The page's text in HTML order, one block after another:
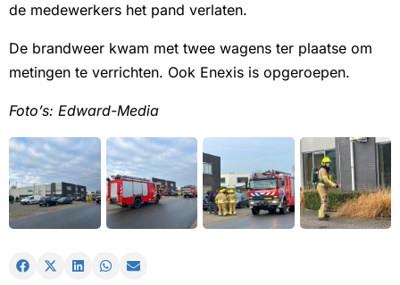
de medewerkers het pand verlaten.
De brandweer kwam met twee wagens ter plaatse om
metingen te verrichten. Ook Enexis is opgeroepen.
Foto’s: Edward-Media